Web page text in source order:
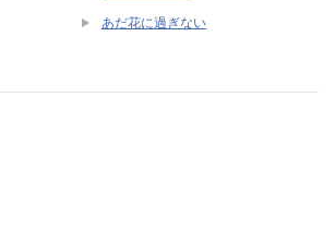
あだ花に過ぎない